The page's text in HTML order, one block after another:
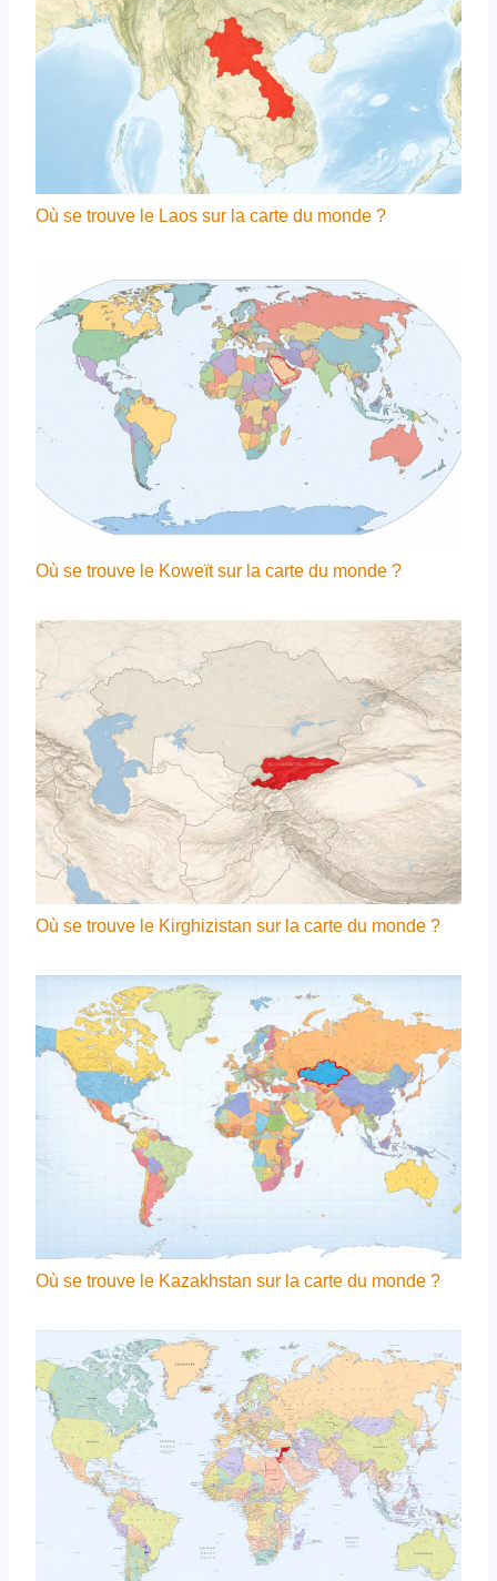
Où se trouve le Laos sur la carte du monde ?
Où se trouve le Koweït sur la carte du monde ?
Où se trouve le Kirghizistan sur la carte du monde ?
Où se trouve le Kazakhstan sur la carte du monde ?